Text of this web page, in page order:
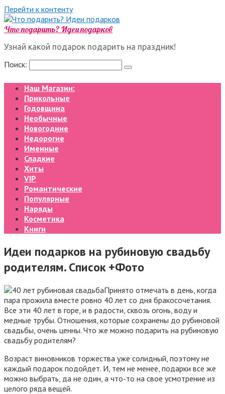
Перейти к контенту
Что подарить? Идеи подарков
Узнай какой подарок подарить на праздник!
Поиск:
Наш Магазин:
Прикольные
Годовщина
Необычные
Новогодние
Недорогие
Именные
Сладкие
Хиты
VIP
Романтические
Популярные
Наряды
Косметика
Книги
Идеи подарков на рубиновую свадьбу
родителям. Список +Фото
Принято отмечать в день, когда
пара прожила вместе ровно 40 лет со дня бракосочетания.
Все эти 40 лет в горе, и в радости, сквозь огонь, воду и
медные трубы. Отношения, которые сохранены до рубиновой
свадьбы, очень ценны. Что же можно подарить на рубиновую
свадьбу родителям?
Возраст виновников торжества уже солидный, поэтому не
каждый подарок подойдет. И, тем не менее, подарки все же
можно выбрать, да не один, а что-то на свое усмотрение из
целого ряда вещей.